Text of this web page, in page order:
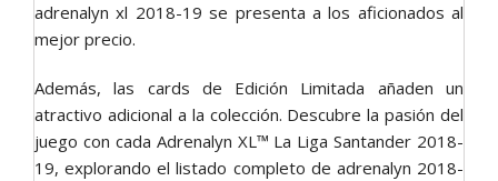
adrenalyn xl 2018-19 se presenta a los aficionados al
mejor precio.
Además, las cards de Edición Limitada añaden un
atractivo adicional a la colección. Descubre la pasión del
juego con cada Adrenalyn XL™ La Liga Santander 2018-
19, explorando el listado completo de adrenalyn 2018-